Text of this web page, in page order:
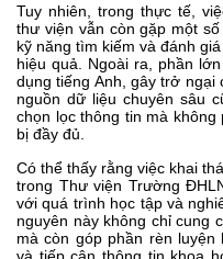
Tuy nhiên, trong thực tế,
thư viện vẫn còn gặp một
kỹ năng tìm kiếm và đánh
hiệu quả. Ngoài ra, phần
dụng tiếng Anh, gây trở
nguồn dữ liệu chuyên sâu
chọn lọc thông tin mà
bị đầy đủ.
Có thể thấy rằng việc khai
trong Thư viện Trường
với quá trình học tập và
nguyên này không chỉ cung
mà còn góp phần rèn